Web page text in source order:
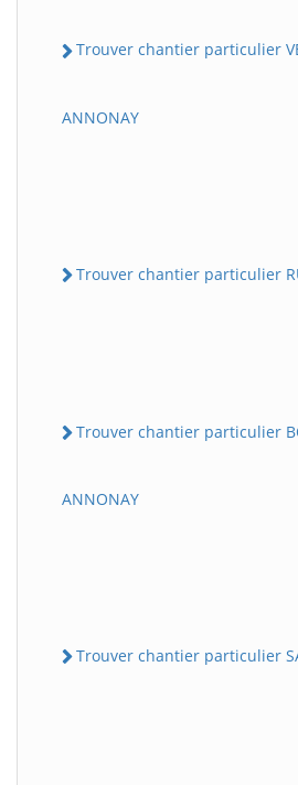
Trouver chantier particulier
ANNONAY
Trouver chantier particulier
Trouver chantier particulier
ANNONAY
Trouver chantier particulier